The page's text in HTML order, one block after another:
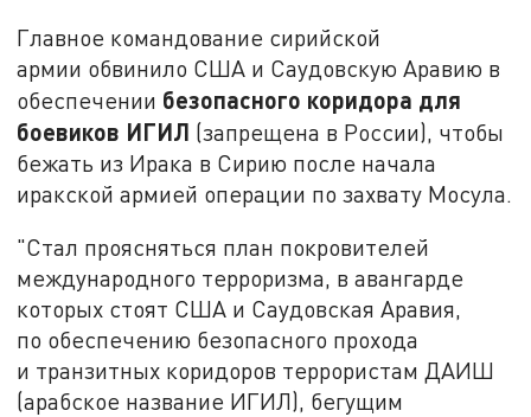
Главное командование сирийской
армии обвинило США и Саудовскую Аравию в
обеспечении безопасного коридора для
боевиков ИГИЛ (запрещена в России), чтобы
бежать из Ирака в Сирию после начала
иракской армией операции по захвату Мосула.
"Стал проясняться план покровителей
международного терроризма, в авангарде
которых стоят США и Саудовская Аравия,
по обеспечению безопасного прохода
и транзитных коридоров террористам ДАИШ
(арабское название ИГИЛ), бегущим